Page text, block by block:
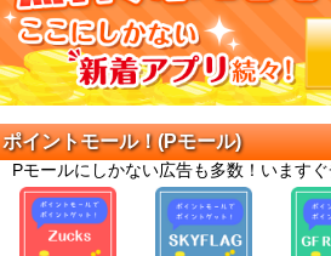
ポイントモール！(Pモール)
Pモールにしかない広告も多数！います